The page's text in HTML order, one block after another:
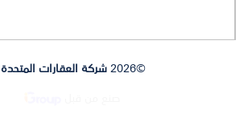
©2026
شركة العقارات المتحدة